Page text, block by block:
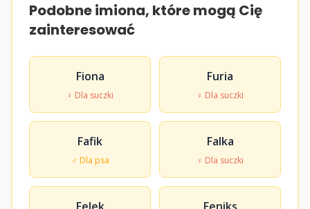
Podobne imiona, które mogą Cię
zainteresować
Fiona
♀ Dla suczki
Furia
♀ Dla suczki
Fafik
♂ Dla psa
Falka
♀ Dla suczki